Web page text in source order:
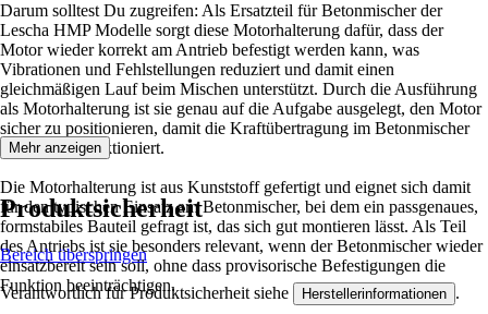
Darum solltest Du zugreifen: Als Ersatzteil für Betonmischer der
Lescha HMP Modelle sorgt diese Motorhalterung dafür, dass der
Motor wieder korrekt am Antrieb befestigt werden kann, was
Vibrationen und Fehlstellungen reduziert und damit einen
gleichmäßigen Lauf beim Mischen unterstützt. Durch die Ausführung
als Motorhalterung ist sie genau auf die Aufgabe ausgelegt, den Motor
sicher zu positionieren, damit die Kraftübertragung im Betonmischer
zuverlässig funktioniert.
Die Motorhalterung ist aus Kunststoff gefertigt und eignet sich damit
für den typischen Einsatz am Betonmischer, bei dem ein passgenaues,
formstabiles Bauteil gefragt ist, das sich gut montieren lässt. Als Teil
des Antriebs ist sie besonders relevant, wenn der Betonmischer wieder
einsatzbereit sein soll, ohne dass provisorische Befestigungen die
Funktion beeinträchtigen.
Mehr anzeigen
Produktsicherheit
Bereich überspringen
Verantwortlich für Produktsicherheit siehe Herstellerinformationen .